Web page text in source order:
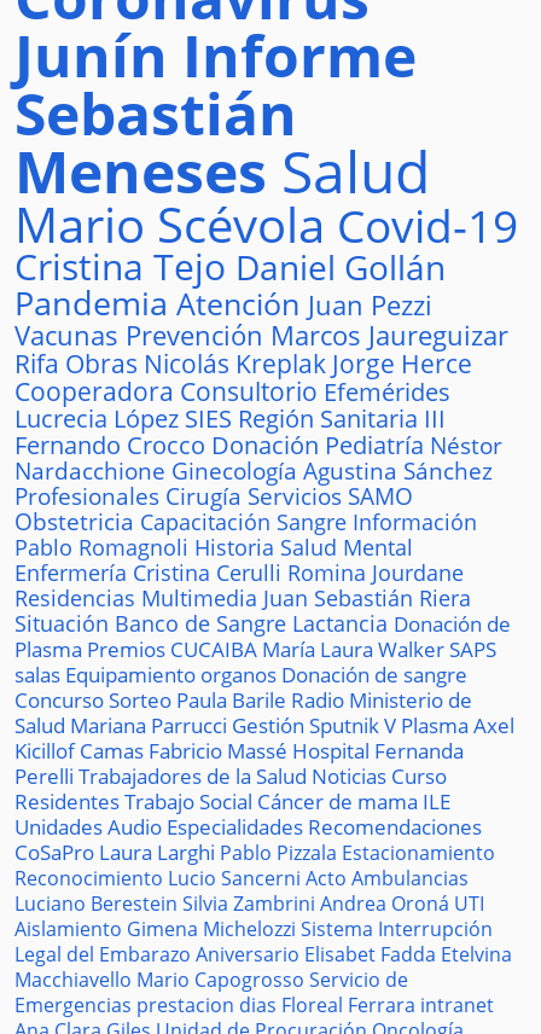
Junín Informe
Sebastián
Meneses Salud
Mario Scévola Covid-19
Cristina Tejo Daniel Gollán
Pandemia Atención Juan Pezzi
Vacunas Prevención Marcos Jaureguizar
Rifa Obras Nicolás Kreplak Jorge Herce
Cooperadora Consultorio Efemérides
Lucrecia López SIES Región Sanitaria III
Fernando Crocco Donación Pediatría Néstor
Nardacchione Ginecología Agustina Sánchez
Profesionales Cirugía Servicios SAMO
Obstetricia Capacitación Sangre Información
Pablo Romagnoli Historia Salud Mental
Enfermería Cristina Cerulli Romina Jourdane
Residencias Multimedia Juan Sebastián Riera
Situación Banco de Sangre Lactancia Donación de
Plasma Premios CUCAIBA María Laura WalkerSAPS
salas Equipamiento organos Donación de sangre
ConcursoSorteo Paula Barile Radio Ministerio de
Salud Mariana Parrucci Gestión Sputnik V Plasma Axel
KicillofCamas Fabricio Massé Hospital Fernanda
Perelli Trabajadores de la Salud Noticias Curso
ResidentesTrabajo Social Cáncer de mama ILE
UnidadesAudio Especialidades Recomendaciones
CoSaPro Laura Larghi Pablo Pizzala Estacionamiento
Reconocimiento Lucio Sancerni Acto Ambulancias
Luciano Berestein Silvia Zambrini Andrea Oroná UTI
Aislamiento Gimena Michelozzi Sistema Interrupción
Legal del Embarazo Aniversario Elisabet Fadda Etelvina
Macchiavello Mario Capogrosso Servicio de
Emergencias prestacion dias Floreal Ferrara intranet